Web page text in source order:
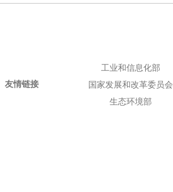
工业和信息化部
国家发展和改革委员会
生态环境部
友情链接